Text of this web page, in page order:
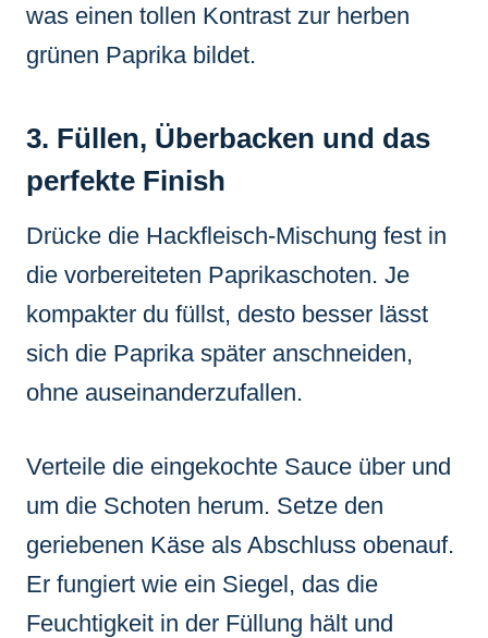
was einen tollen Kontrast zur herben
grünen Paprika bildet.
3. Füllen, Überbacken und das
perfekte Finish
Drücke die Hackfleisch-Mischung fest in
die vorbereiteten Paprikaschoten. Je
kompakter du füllst, desto besser lässt
sich die Paprika später anschneiden,
ohne auseinanderzufallen.
Verteile die eingekochte Sauce über und
um die Schoten herum. Setze den
geriebenen Käse als Abschluss obenauf.
Er fungiert wie ein Siegel, das die
Feuchtigkeit in der Füllung hält und